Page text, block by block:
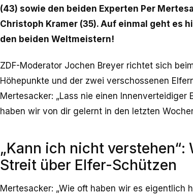
(43) sowie den beiden Experten Per
Christoph Kramer (35). Auf einmal geht es
den beiden Weltmeistern!
ZDF-Moderator Jochen Breyer richtet sich
Höhepunkte und der zwei verschossenen
Mertesacker: „Lass nie einen Innenverteidiger
haben wir von dir gelernt in den letzten
„Kann ich nicht verstehen“:
Streit über Elfer-Schützen
Mertesacker: „Wie oft haben wir es eigentlich